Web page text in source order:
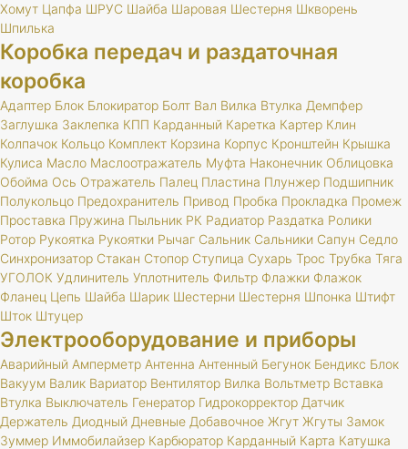
Хомут Цапфа ШРУС Шайба Шаровая Шестерня Шкворень
Шпилька
Коробка передач и раздаточная
коробка
Адаптер Блок Блокиратор Болт Вал Вилка Втулка Демпфер
Заглушка Заклепка КПП Карданный Каретка Картер Клин
Колпачок Кольцо Комплект Корзина Корпус Кронштейн Крышка
Кулиса Масло Маслоотражатель Муфта Наконечник Облицовка
Обойма Ось Отражатель Палец Пластина Плунжер Подшипник
Полукольцо Предохранитель Привод Пробка Прокладка Промеж
Проставка Пружина Пыльник РК Радиатор Раздатка Ролики
Ротор Рукоятка Рукоятки Рычаг Сальник Сальники Сапун Седло
Синхронизатор Стакан Стопор Ступица Сухарь Трос Трубка Тяга
УГОЛОК Удлинитель Уплотнитель Фильтр Флажки Флажок
Фланец Цепь Шайба Шарик Шестерни Шестерня Шпонка Штифт
Шток Штуцер
Электрооборудование и приборы
Аварийный Амперметр Антенна Антенный Бегунок Бендикс Блок
Вакуум Валик Вариатор Вентилятор Вилка Вольтметр Вставка
Втулка Выключатель Генератор Гидрокорректор Датчик
Держатель Диодный Дневные Добавочное Жгут Жгуты Замок
Зуммер Иммобилайзер Карбюратор Карданный Карта Катушка